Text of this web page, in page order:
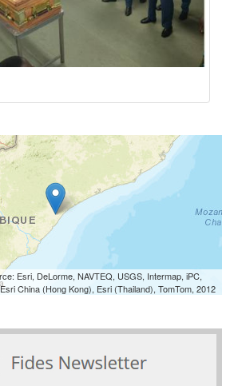
Esri, DeLorme, NAVTEQ, USGS, Intermap, iPC,
China (Hong Kong), Esri (Thailand), TomTom, 2012